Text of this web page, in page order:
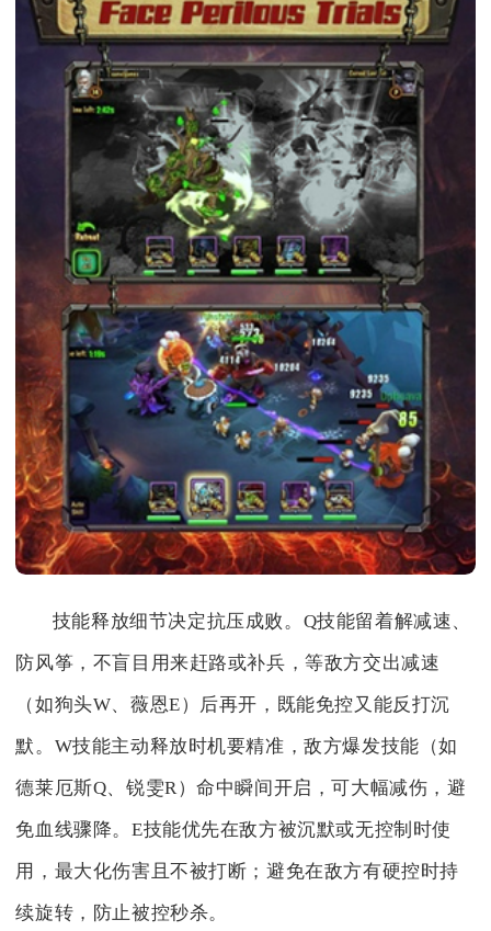
技能释放细节决定抗压成败。Q技能留着解减速、
防风筝，不盲目用来赶路或补兵，等敌方交出减速
（如狗头W、薇恩E）后再开，既能免控又能反打沉
默。W技能主动释放时机要精准，敌方爆发技能（如
德莱厄斯Q、锐雯R）命中瞬间开启，可大幅减伤，避
免血线骤降。E技能优先在敌方被沉默或无控制时使
用，最大化伤害且不被打断；避免在敌方有硬控时持
续旋转，防止被控秒杀。